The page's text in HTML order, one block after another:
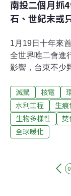
南投二個月抓
石、世紀末或
1月19日十年來
全世界唯二會進
影響，台東不少
（2022）年冬
過專家說，可能
景，因為茂密山
改成小規模的方
後重啟試燒 周邊
好16年卻備而
評估維修進度超
滅鼠 核電
水利工程
生痕
生物多樣性
焚
全球暖化